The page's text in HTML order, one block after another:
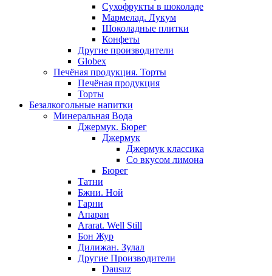
Сухофрукты в шоколаде
Мармелад. Лукум
Шоколадные плитки
Конфеты
Другие производители
Globex
Печёная продукция. Торты
Печёная продукция
Торты
Безалкогольные напитки
Минеральная Вода
Джермук. Бюрег
Джермук
Джермук классика
Со вкусом лимона
Бюрег
Татни
Бжни. Ной
Гарни
Апаран
Ararat. Well Still
Бон Жур
Дилижан. Зулал
Другие Производители
Dausuz